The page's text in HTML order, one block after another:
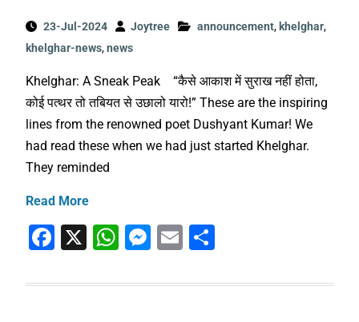
23-Jul-2024 Joytree announcement, khelghar,
khelghar-news,news
Khelghar: A Sneak Peak “कैसे आकाश में सुराख नहीं होता,
कोई पत्थर तो तबियत से उछालो यारो!” These are the inspiring
lines from the renowned poet Dushyant Kumar! We
had read these when we had just started Khelghar.
They reminded
Read More
F
c
X W
at
M
ss
E
ai
S
ar